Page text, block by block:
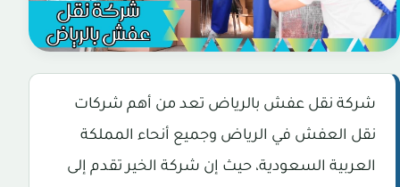
شركة نقل عفش بالرياض تعد من أهم شركات
نقل العفش في الرياض وجميع أنحاء المملكة
العربية السعودية، حيث إن شركة الخير تقدم إلى